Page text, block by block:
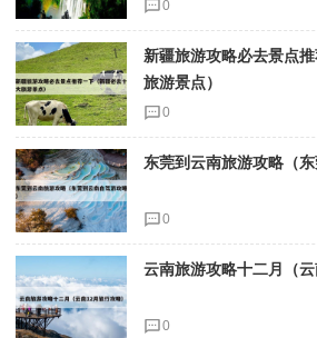
0
新疆旅游攻略必去景点
旅游景点）
0
东莞到云南旅游攻略（东
0
云南旅游攻略十二月（云
0